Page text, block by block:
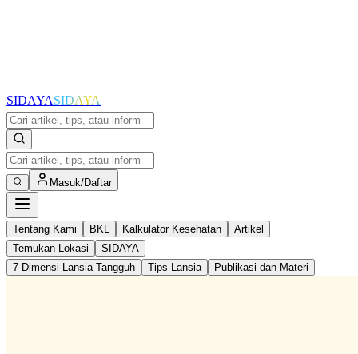
SIDAYASIDAYA
Masuk/Daftar
Tentang Kami BKL Kalkulator Kesehatan
Artikel
Temukan Lokasi
SIDAYA
7 Dimensi Lansia Tangguh
Tips Lansia Publikasi dan Materi